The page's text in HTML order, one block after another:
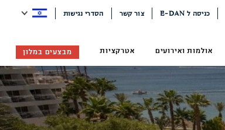
כניסה ל E-DAN צור קשר הסדרי נגישות
אולמות ואירועים אטרקציות מבצעים במלון